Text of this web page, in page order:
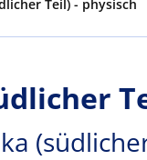
Teil) - physisch